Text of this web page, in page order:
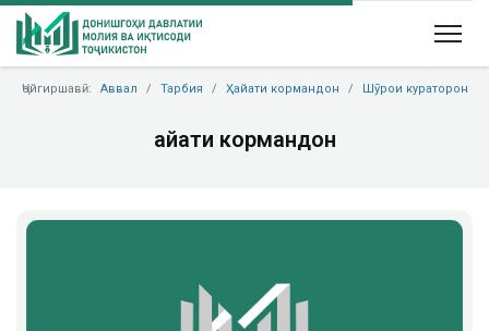
Ҷойгиршавӣ: Аввал Тарбия Ҳайати кормандон Шӯрои кураторон
Ҳайати кормандон